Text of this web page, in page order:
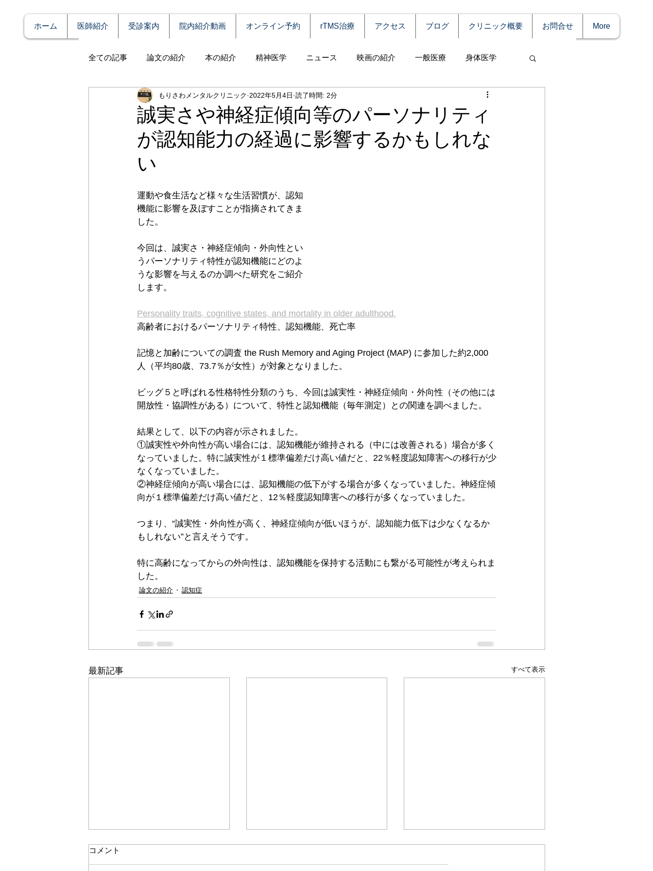
ホーム 医師紹介 受診案内 院内紹介動画 オンライン予約 rTMS治療 アクセス ブログ クリニック概要 お問合せ More
全ての記事 論文の紹介 本の紹介 精神医学 ニュース 映画の紹介 一般医療 身体医学
症例報告 発達障害 自殺 認知症 うつ病
アルコール依存（乱用） 統合失調症 児童思春期 神経疾患 高齢者 食事 妊娠
PTSD（心的外傷後ストレス障害） 睡眠障害 ADHD
誠実さや神経症傾向等のパーソナリティ
が認知能力の経過に影響するかもしれな
い
もりさわメンタルクリニック 2022年5月4日 読了時間: 2分
運動や食生活など様々な生活習慣が、認知
機能に影響を及ぼすことが指摘されてきま
した。
今回は、誠実さ・神経症傾向・外向性とい
うパーソナリティ特性が認知機能にどのよ
うな影響を与えるのか調べた研究をご紹介
します。
Personality traits, cognitive states, and mortality in older adulthood.
高齢者におけるパーソナリティ特性、認知機能、死亡率
記憶と加齢についての調査 the Rush Memory and Aging Project (MAP) に参加した約2,000
人（平均80歳、73.7％が女性）が対象となりました。
ビッグ５と呼ばれる性格特性分類のうち、今回は誠実性・神経症傾向・外向性（その他には
開放性・協調性がある）について、特性と認知機能（毎年測定）との関連を調べました。
結果として、以下の内容が示されました。
①誠実性や外向性が高い場合には、認知機能が維持される（中には改善される）場合が多く
なっていました。特に誠実性が１標準偏差だけ高い値だと、22％軽度認知障害への移行が少
なくなっていました。
②神経症傾向が高い場合には、認知機能の低下がする場合が多くなっていました。神経症傾
向が１標準偏差だけ高い値だと、12％軽度認知障害への移行が多くなっていました。
つまり、“誠実性・外向性が高く、神経症傾向が低いほうが、認知能力低下は少なくなるか
もしれない”と言えそうです。
特に高齢になってからの外向性は、認知機能を保持する活動にも繋がる可能性が考えられま
した。
論文の紹介 認知症
最新記事 すべて表示
コメント